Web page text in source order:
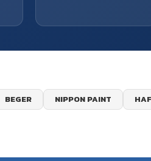
BEGER NIPPON PAINT